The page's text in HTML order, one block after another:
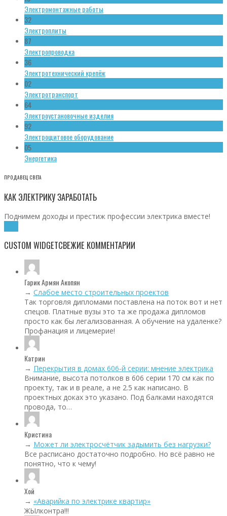
Электромонтажные работы
32
Электроплиты
87
Электропроводка
36
Электротехнический крепёж
02
Электротранспорт
64
Электроустановочные изделия
92
Электрощитовое оборудование
05
Энергетика
ПРОДАВЕЦ СВЕТА
КАК ЭЛЕКТРИКУ ЗАРАБОТАТЬ
Поднимем доходы и престиж профессии электрика вместе!
CUSTOM WIDGETСВЕЖИЕ КОММЕНТАРИИ
Гарик Армян Акопян
→ Слабое место строительных проектов
Так торговля дипломами поставлена на поток вот и нет
спецов. Платные вузы это та же продажа дипломов
просто как бы легализованная. А обучение на удаленке?
Профанация и лицемерие!
Катрин
→ Перекрытия в домах 606‑й серии: мнение электрика
Внимание, высота потолков в 606 серии 170 см как по
проекту, так и в реале, а не 2.5 как написано. В
проектных доках это указано. Под балками находятся
провода, то…
Кристина
→ Может ли электросчётчик задымить без нагрузки?
Все расписано достаточно подробно. Но всё равно не
понятно, что к чему!
Хой
→ «Аварийка по электрике квартир»
ЖЫлконтра!!!